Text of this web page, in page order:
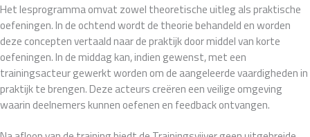
Het lesprogramma omvat zowel theoretische uitleg als praktische
oefeningen. In de ochtend wordt de theorie behandeld en worden
deze concepten vertaald naar de praktijk door middel van korte
oefeningen. In de middag kan, indien gewenst, met een
trainingsacteur gewerkt worden om de aangeleerde vaardigheden in
praktijk te brengen. Deze acteurs creëren een veilige omgeving
waarin deelnemers kunnen oefenen en feedback ontvangen.